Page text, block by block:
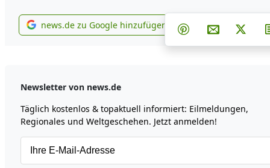
news.de zu Google hinzufügen
news.de zu Google hinzufügen Teilen aufTeilen
Teilen aufPer E-Mail
Newsletter von news.de
Täglich kostenlos & topaktuell informiert: Eilmeldungen,
Regionales und Weltgeschehen. Jetzt anmelden!